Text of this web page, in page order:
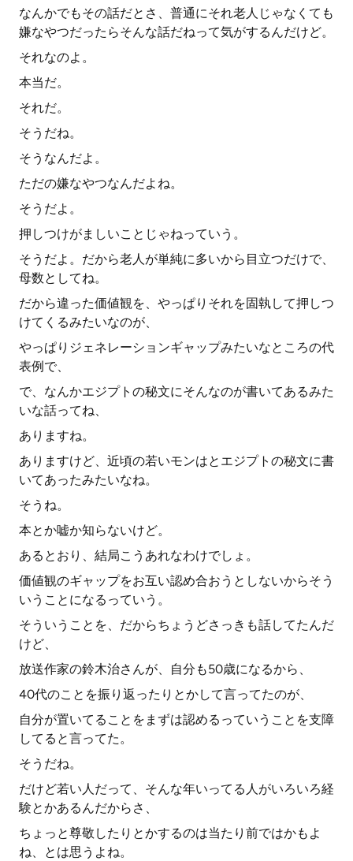
なんかでもその話だとさ、普通にそれ老人じゃなくても
嫌なやつだったらそんな話だねって気がするんだけど。
それなのよ。
本当だ。
それだ。
そうだね。
そうなんだよ。
ただの嫌なやつなんだよね。
そうだよ。
押しつけがましいことじゃねっていう。
そうだよ。だから老人が単純に多いから目立つだけで、
母数としてね。
だから違った価値観を、やっぱりそれを固執して押しつ
けてくるみたいなのが、
やっぱりジェネレーションギャップみたいなところの代
表例で、
で、なんかエジプトの秘文にそんなのが書いてあるみた
いな話ってね、
ありますね。
ありますけど、近頃の若いモンはとエジプトの秘文に書
いてあったみたいなね。
そうね。
本とか嘘か知らないけど。
あるとおり、結局こうあれなわけでしょ。
価値観のギャップをお互い認め合おうとしないからそう
いうことになるっていう。
そういうことを、だからちょうどさっきも話してたんだ
けど、
放送作家の鈴木治さんが、自分も50歳になるから、
40代のことを振り返ったりとかして言ってたのが、
自分が置いてることをまずは認めるっていうことを支障
してると言ってた。
そうだね。
だけど若い人だって、そんな年いってる人がいろいろ経
験とかあるんだからさ、
ちょっと尊敬したりとかするのは当たり前ではかもよ
ね、とは思うよね。